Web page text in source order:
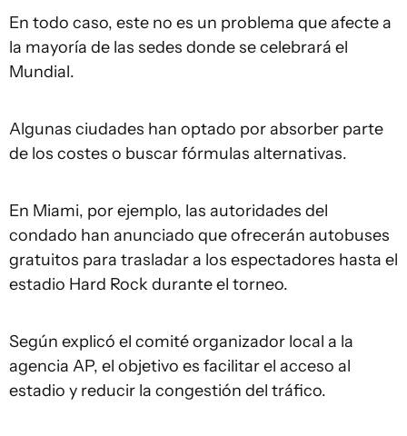
En todo caso, este no es un problema que afecte a
la mayoría de las sedes donde se celebrará el
Mundial.
Algunas ciudades han optado por absorber parte
de los costes o buscar fórmulas alternativas.
En Miami, por ejemplo, las autoridades del
condado han anunciado que ofrecerán autobuses
gratuitos para trasladar a los espectadores hasta el
estadio Hard Rock durante el torneo.
Según explicó el comité organizador local a la
agencia AP, el objetivo es facilitar el acceso al
estadio y reducir la congestión del tráfico.